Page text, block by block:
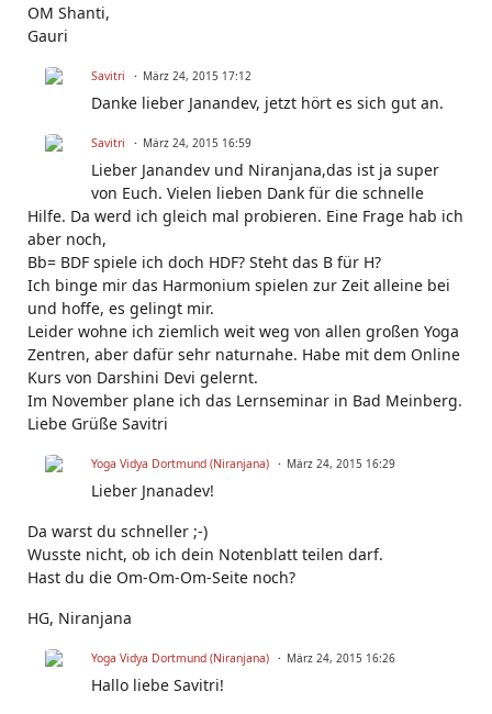
OM Shanti,
Gauri
Savitri März 24, 2015 17:12
Danke lieber Janandev, jetzt hört es sich gut an.
Savitri März 24, 2015 16:59
Lieber Janandev und Niranjana,das ist ja super
von Euch. Vielen lieben Dank für die schnelle
Hilfe. Da werd ich gleich mal probieren. Eine Frage hab ich
aber noch,
Bb= BDF spiele ich doch HDF? Steht das B für H?
Ich binge mir das Harmonium spielen zur Zeit alleine bei
und hoffe, es gelingt mir.
Leider wohne ich ziemlich weit weg von allen großen Yoga
Zentren, aber dafür sehr naturnahe. Habe mit dem Online
Kurs von Darshini Devi gelernt.
Im November plane ich das Lernseminar in Bad Meinberg.
Liebe Grüße Savitri
Yoga Vidya Dortmund (Niranjana) März 24, 2015 16:29
Lieber Jnanadev!
Da warst du schneller ;-)
Wusste nicht, ob ich dein Notenblatt teilen darf.
Hast du die Om-Om-Om-Seite noch?
HG, Niranjana
Yoga Vidya Dortmund (Niranjana) März 24, 2015 16:26
Hallo liebe Savitri!